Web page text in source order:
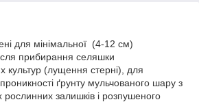
для мінімальної (4-12 см)
прибирання селяшки
культур (лущення стерні), для
ґрунту мульчованого шару з
рослинних залишків і розпушеного